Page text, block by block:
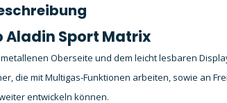
Aladin Sport Matrix
Oberseite und dem leicht lesbaren
die mit Multigas-Funktionen arbeiten, sowie an
entwickeln können.